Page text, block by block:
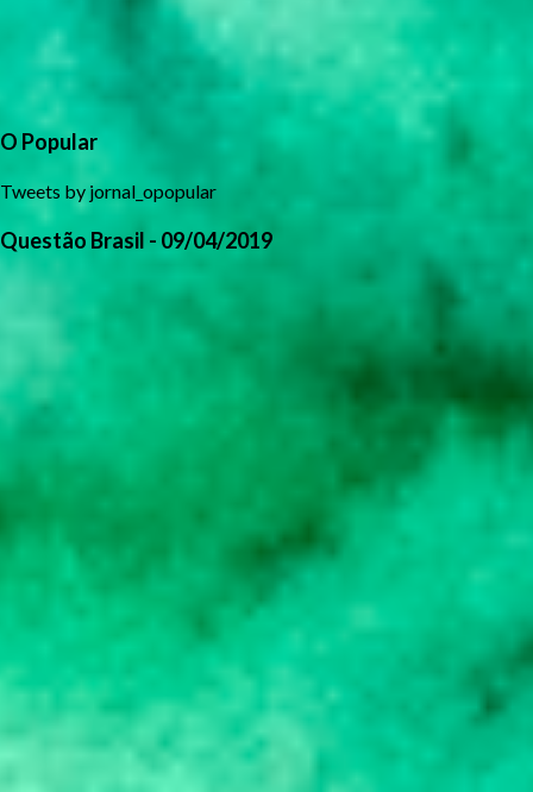
O Popular
Tweets by jornal_opopular
Questão Brasil - 09/04/2019